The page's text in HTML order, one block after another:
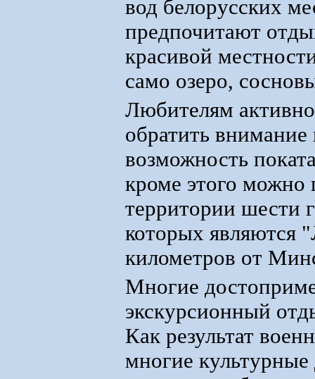
вод белорусских
предпочитают
красивой
само озеро,
Любителям
обратить
возможность
кроме этого можно
территории шести
которых являются
километров от
Многие
экскурсионный
Как результат
многие